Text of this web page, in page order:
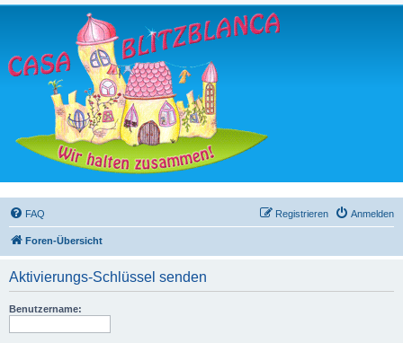
FAQ Anmelden
Registrieren
Foren-Übersicht
Aktivierungs-Schlüssel senden
Benutzername: